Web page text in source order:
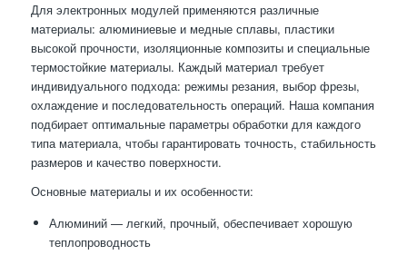
Для электронных модулей применяются различные
материалы: алюминиевые и медные сплавы, пластики
высокой прочности, изоляционные композиты и специальные
термостойкие материалы. Каждый материал требует
индивидуального подхода: режимы резания, выбор фрезы,
охлаждение и последовательность операций. Наша компания
подбирает оптимальные параметры обработки для каждого
типа материала, чтобы гарантировать точность, стабильность
размеров и качество поверхности.
Основные материалы и их особенности:
Алюминий — легкий, прочный, обеспечивает хорошую
теплопроводность